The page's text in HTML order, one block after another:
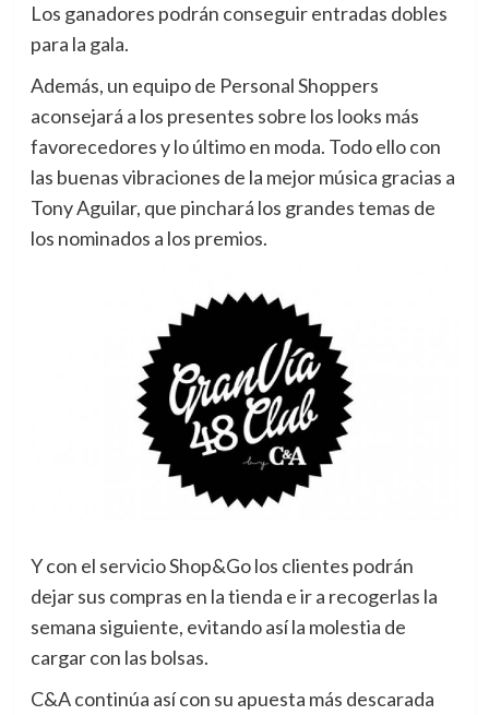
Los ganadores podrán conseguir entradas dobles
para la gala.
Además, un equipo de Personal Shoppers
aconsejará a los presentes sobre los looks más
favorecedores y lo último en moda. Todo ello con
las buenas vibraciones de la mejor música gracias a
Tony Aguilar, que pinchará los grandes temas de
los nominados a los premios.
Y con el servicio Shop&Go los clientes podrán
dejar sus compras en la tienda e ir a recogerlas la
semana siguiente, evitando así la molestia de
cargar con las bolsas.
C&A continúa así con su apuesta más descarada